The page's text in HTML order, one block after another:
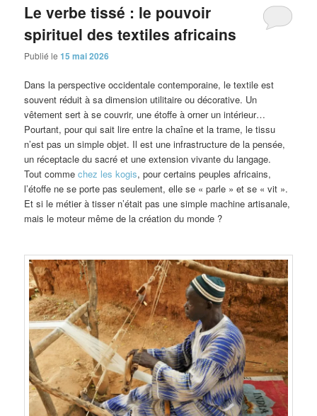
Le verbe tissé : le pouvoir
spirituel des textiles africains
Publié le15 mai 2026
Dans la perspective occidentale contemporaine, le textile est
souvent réduit à sa dimension utilitaire ou décorative. Un
vêtement sert à se couvrir, une étoffe à orner un intérieur…
Pourtant, pour qui sait lire entre la chaîne et la trame, le tissu
n’est pas un simple objet. Il est une infrastructure de la pensée,
un réceptacle du sacré et une extension vivante du langage.
Tout commechez les kogis, pour certains peuples africains,
l’étoffe ne se porte pas seulement, elle se « parle » et se « vit ».
Et si le métier à tisser n’était pas une simple machine artisanale,
mais le moteur même de la création du monde ?